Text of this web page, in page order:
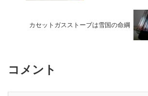
カセットガスストーブは雪国の命綱
コメント